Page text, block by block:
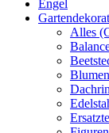
Engel
Alles